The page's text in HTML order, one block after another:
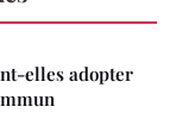
elles adopter